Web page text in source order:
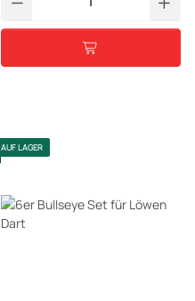
AUF LAGER